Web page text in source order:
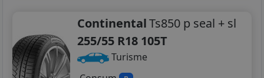
ContinentalTs850 p seal + sl
255/55 R18 105T
Turisme